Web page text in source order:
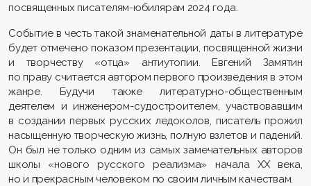
посвященных писателям-юбилярам 2024 года.
Событие в честь такой знаменательной даты в литературе
будет отмечено показом презентации, посвященной жизни
и творчеству «отца» антиутопии. Евгений Замятин
по праву считается автором первого произведения в этом
жанре. Будучи также литературно-общественным
деятелем и инженером-судостроителем, участвовавшим
в создании первых русских ледоколов, писатель прожил
насыщенную творческую жизнь, полную взлетов и падений.
Он был не только одним из самых замечательных авторов
школы «нового русского реализма» начала ХХ века,
но и прекрасным человеком по своим личным качествам.